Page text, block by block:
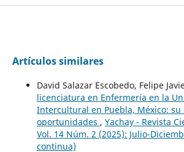
Artículos similares
David Salazar Escobedo, Felipe
licenciatura en Enfermería en la
Intercultural en Puebla, México: su
oportunidades , Yachay - Revista
Vol. 14 Núm. 2 (2025): Julio-
continua)